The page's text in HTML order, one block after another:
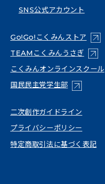
SNS公式アカウント
Go!Go!こくみんストア （新
TEAMこくみんうさぎ（新
こくみんオンラインスクール
国民民主党学生部（新しいタ
二次創作ガイドライン
プライバシーポリシー
特定商取引法に基づく表記